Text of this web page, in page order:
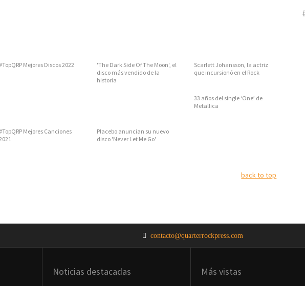
Mejores Discos 2022
'The Dark Side Of The Moon', el
disco más vendido de la
historia
Scarlett Johansson, la actriz
que incursionó en el Rock
33 años del single ‘One’ de
Metallica
Mejores Canciones
Placebo anuncian su nuevo
disco 'Never Let Me Go'
back to top
contacto@quarterrockpress.com
Noticias destacadas Más vistas